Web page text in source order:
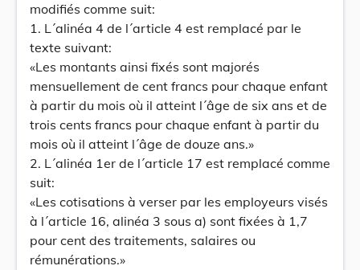
modifiés comme suit:
1. L´alinéa 4 de l´article 4 est remplacé par le
texte suivant:
«Les montants ainsi fixés sont majorés
mensuellement de cent francs pour chaque enfant
à partir du mois où il atteint l´âge de six ans et de
trois cents francs pour chaque enfant à partir du
mois où il atteint l´âge de douze ans.»
2. L´alinéa 1er de l´article 17 est remplacé comme
suit:
«Les cotisations à verser par les employeurs visés
à l´article 16, alinéa 3 sous a) sont fixées à 1,7
pour cent des traitements, salaires ou
rémunérations.»